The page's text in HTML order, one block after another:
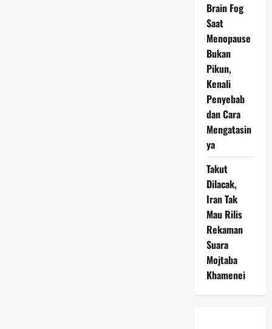
Brain Fog
Saat
Menopause
Bukan
Pikun,
Kenali
Penyebab
dan Cara
Mengatasin
ya
Takut
Dilacak,
Iran Tak
Mau Rilis
Rekaman
Suara
Mojtaba
Khamenei